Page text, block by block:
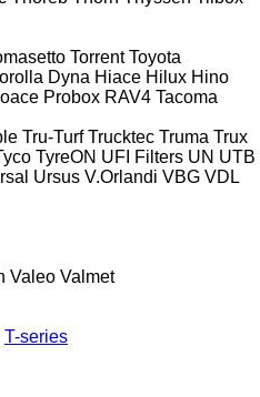
Torrent Toyota
Dyna Hiace Hilux Hino
Probox RAV4 Tacoma
Tru-Turf Trucktec Truma Trux
TyreON UFI Filters UN UTB
Ursus V.Orlandi VBG VDL
Valeo Valmet
T-series